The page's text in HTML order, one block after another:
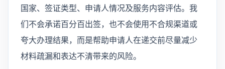
国家、签证类型、申请人情况及服务内容评估。我
们不会承诺百分百出签，也不会使用不合规渠道或
夸大办理结果，而是帮助申请人在递交前尽量减少
材料疏漏和表达不清带来的风险。